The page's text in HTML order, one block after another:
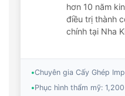
hơn 10 năm
điều trị thành
chính tại Nha
•Chuyên gia Cấy Ghép
•Phục hình thẩm mỹ: